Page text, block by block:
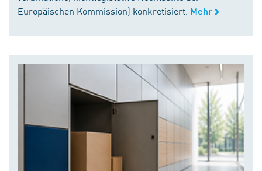
Europäischen Kommission) konkretisiert. Mehr